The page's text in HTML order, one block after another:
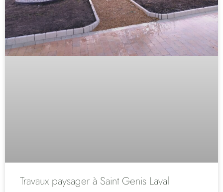
Travaux paysager à Saint Genis Laval